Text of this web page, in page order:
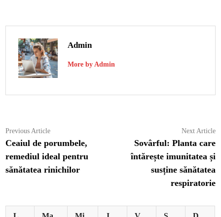
Admin
More by Admin
Navigare
în
articole
Previous ArticlePrevious
article:
Ceaiul de porumbele,
remediul ideal pentru
sănătatea rinichilor
Next Article
Sovârful: Planta care
întărește imunitatea și
susține sănătatea
respiratorie